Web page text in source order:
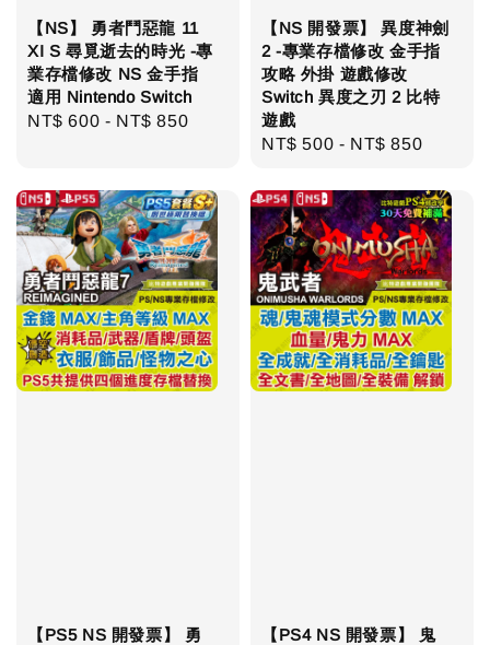
【NS】 勇者鬥惡龍 11
XI S 尋覓逝去的時光 -專
業存檔修改 NS 金手指
適用 Nintendo Switch
Regular
NT$ 600 - NT$ 850
【NS 開發票】 異度神劍
2 -專業存檔修改 金手指
攻略 外掛 遊戲修改
Switch 異度之刃 2 比特
遊戲
Regular
NT$ 500 - NT$ 850
【PS5 NS 開發票】 勇
【PS4 NS 開發票】 鬼